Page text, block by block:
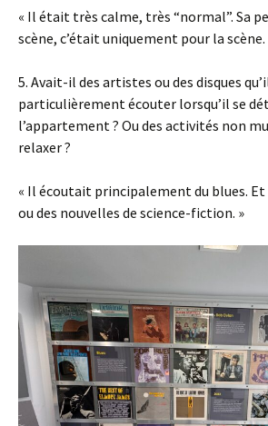
« Il était très calme, très “normal”. Sa
scène, c’était uniquement pour la scène.
5. Avait-il des artistes ou des disques
particulièrement écouter lorsqu’il se
l’appartement ? Ou des activités non
relaxer ?
« Il écoutait principalement du blues.
ou des nouvelles de science-fiction. »